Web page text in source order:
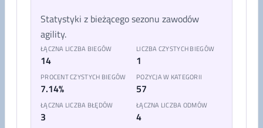
Statystyki z bieżącego sezonu zawodów
agility.
ŁĄCZNA LICZBA BIEGÓW
14
LICZBA CZYSTYCH BIEGÓW
1
PROCENT CZYSTYCH BIEGÓW
7.14%
POZYCJA W KATEGORII
57
ŁĄCZNA LICZBA BŁĘDÓW
3
ŁĄCZNA LICZBA ODMÓW
4